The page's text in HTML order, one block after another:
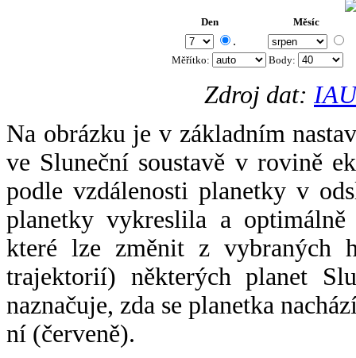
Den Měsíc
.
Měřítko: Body:
Zdroj dat:
Na obrázku je v základním
ve Sluneční soustavě v rovině
podle vzdálenosti planetky v
planetky vykreslila a
které lze změnit z vybraných
trajektorií) některých planet
naznačuje, zda se planetka
ní (červeně).